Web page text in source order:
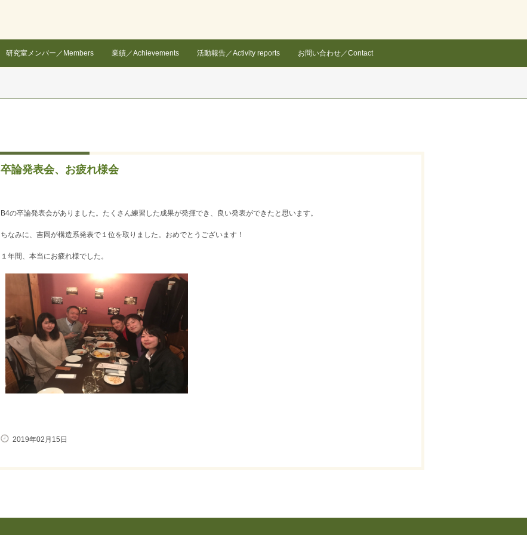
研究室メンバー／Members 業績／Achievements 活動報告／Activity reports お問い合わせ／Contact
卒論発表会、お疲れ様会
B4の卒論発表会がありました。たくさん練習した成果が発揮でき、良い発表ができたと思います。
ちなみに、吉岡が構造系発表で１位を取りました。おめでとうございます！
１年間、本当にお疲れ様でした。
2019年02月15日